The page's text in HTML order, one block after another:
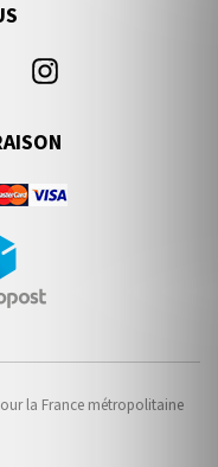
la France métropolitaine